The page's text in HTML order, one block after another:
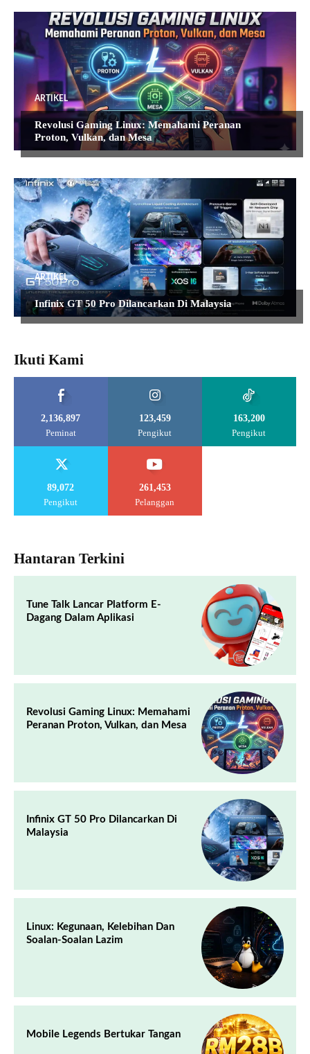
ARTIKEL
Revolusi Gaming Linux: Memahami Peranan
Proton, Vulkan, dan Mesa
ARTIKEL
Infinix GT 50 Pro Dilancarkan Di Malaysia
Ikuti Kami
2,136,897
Peminat
123,459
Pengikut
163,200
Pengikut
89,072
Pengikut
261,453
Pelanggan
Hantaran Terkini
Tune Talk Lancar Platform E-
Dagang Dalam Aplikasi
Revolusi Gaming Linux: Memahami
Peranan Proton, Vulkan, dan Mesa
Infinix GT 50 Pro Dilancarkan Di
Malaysia
Linux: Kegunaan, Kelebihan Dan
Soalan-Soalan Lazim
Mobile Legends Bertukar Tangan